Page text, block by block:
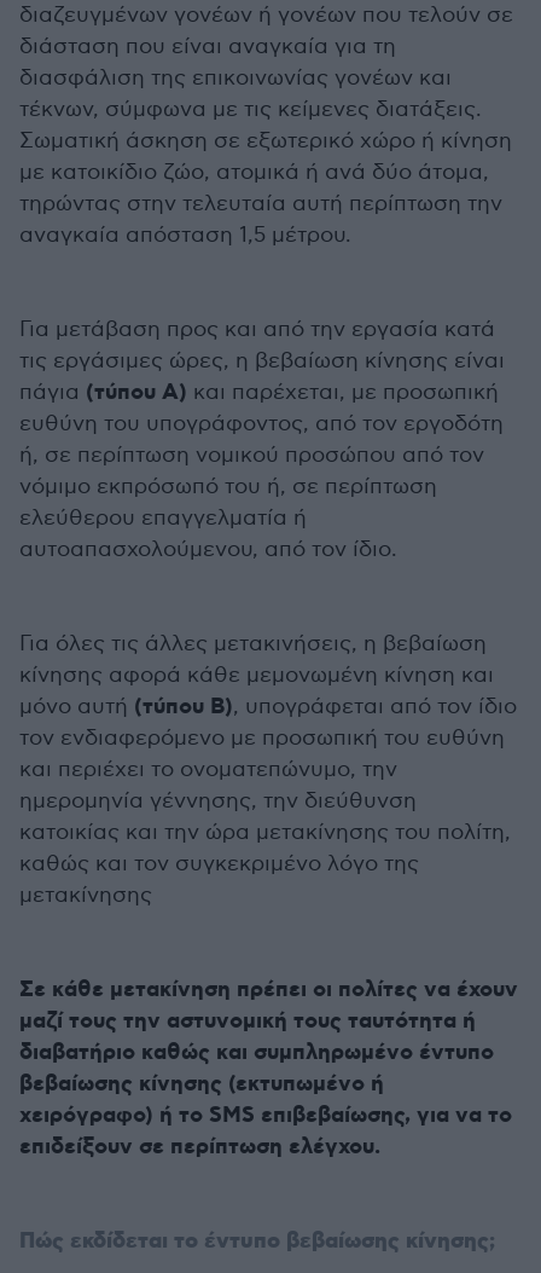
διαζευγμένων γονέων ή γονέων που τελούν σε
διάσταση που είναι αναγκαία για τη
διασφάλιση της επικοινωνίας γονέων και
τέκνων, σύμφωνα με τις κείμενες διατάξεις.
Σωματική άσκηση σε εξωτερικό χώρο ή κίνηση
με κατοικίδιο ζώο, ατομικά ή ανά δύο άτομα,
τηρώντας στην τελευταία αυτή περίπτωση την
αναγκαία απόσταση 1,5 μέτρου.
Για μετάβαση προς και από την εργασία κατά
τις εργάσιμες ώρες, η βεβαίωση κίνησης είναι
πάγια (τύπου A) και παρέχεται, με προσωπική
ευθύνη του υπογράφοντος, από τον εργοδότη
ή, σε περίπτωση νομικού προσώπου από τον
νόμιμο εκπρόσωπό του ή, σε περίπτωση
ελεύθερου επαγγελματία ή
αυτοαπασχολούμενου, από τον ίδιο.
Για όλες τις άλλες μετακινήσεις, η βεβαίωση
κίνησης αφορά κάθε μεμονωμένη κίνηση και
μόνο αυτή (τύπου Β), υπογράφεται από τον ίδιο
τον ενδιαφερόμενο με προσωπική του ευθύνη
και περιέχει το ονοματεπώνυμο, την
ημερομηνία γέννησης, την διεύθυνση
κατοικίας και την ώρα μετακίνησης του πολίτη,
καθώς και τον συγκεκριμένο λόγο της
μετακίνησης
Σε κάθε μετακίνηση πρέπει οι πολίτες να έχουν
μαζί τους την αστυνομική τους ταυτότητα ή
διαβατήριο καθώς και συμπληρωμένο έντυπο
βεβαίωσης κίνησης (εκτυπωμένο ή
χειρόγραφο) ή το SMS επιβεβαίωσης, για να το
επιδείξουν σε περίπτωση ελέγχου.
Πώς εκδίδεται το έντυπο βεβαίωσης κίνησης;